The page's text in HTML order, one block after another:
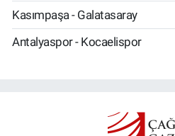
Kasımpaşa - Galatasaray
Antalyaspor - Kocaelispor